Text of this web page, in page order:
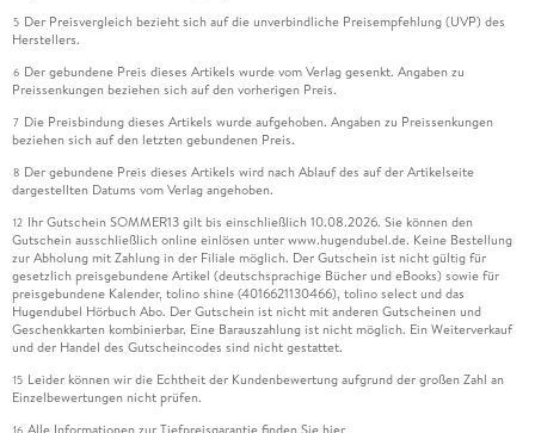
5 Der Preisvergleich bezieht sich auf die unverbindliche Preisempfehlung (UVP) des
Herstellers.
6 Der gebundene Preis dieses Artikels wurde vom Verlag gesenkt. Angaben zu
Preissenkungen beziehen sich auf den vorherigen Preis.
7 Die Preisbindung dieses Artikels wurde aufgehoben. Angaben zu Preissenkungen
beziehen sich auf den letzten gebundenen Preis.
8 Der gebundene Preis dieses Artikels wird nach Ablauf des auf der Artikelseite
dargestellten Datums vom Verlag angehoben.
12 Ihr Gutschein SOMMER13 gilt bis einschließlich 10.08.2026. Sie können den
Gutschein ausschließlich online einlösen unter www.hugendubel.de. Keine Bestellung
zur Abholung mit Zahlung in der Filiale möglich. Der Gutschein ist nicht gültig für
gesetzlich preisgebundene Artikel (deutschsprachige Bücher und eBooks) sowie für
preisgebundene Kalender, tolino shine (4016621130466), tolino select und das
Hugendubel Hörbuch Abo. Der Gutschein ist nicht mit anderen Gutscheinen und
Geschenkkarten kombinierbar. Eine Barauszahlung ist nicht möglich. Ein Weiterverkauf
und der Handel des Gutscheincodes sind nicht gestattet.
15 Leider können wir die Echtheit der Kundenbewertung aufgrund der großen Zahl an
Einzelbewertungen nicht prüfen.
16